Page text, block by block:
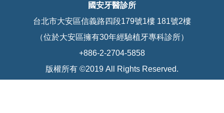
國安牙醫診所
台北市大安區信義路四段179號1樓 181號2樓
（位於大安區擁有30年經驗植牙專科診所）
+886-2-2704-5858
版權所有 ©2019 All Rights Reserved.